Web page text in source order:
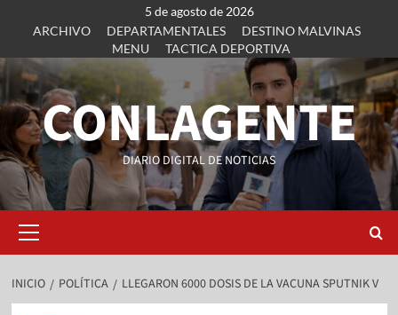
5 de agosto de 2026
ARCHIVO
DEPARTAMENTALES
DESTINO MALVINAS
MENU
TACTICA DEPORTIVA
CONLAGENTE
DIARIO DIGITAL DE NOTICIAS
INICIO POLÍTICA LLEGARON 6000 DOSIS DE LA VACUNA SPUTNIK V